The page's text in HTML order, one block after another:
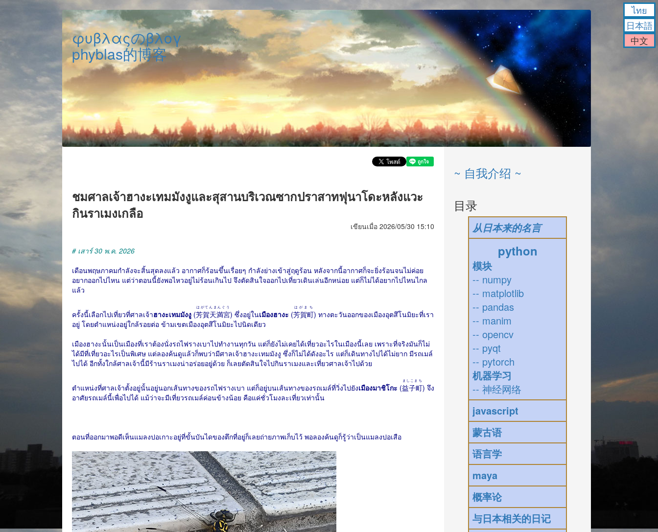
φυβλαςのβλογ
phyblas的博客
ชมศาลเจ้าฮางะเทมมังงูและสุสานบริเวณซากปราสาทฟุนาโดะหลังแวะ
กินราเมงเกลือ
เขียนเมื่อ 2026/05/30 15:10
# เสาร์ 30 พ.ค. 2026
เดือนพฤษภาคมกำลังจะสิ้นสุดลงแล้ว อากาศก็ร้อนขึ้นเรื่อยๆ กำลังย่างเข้าสู่ฤดูร้อน หลังจากนี้อากาศก็จะยิ่งร้อนจนไม่ค่อย
อยากออกไปไหน แต่ว่าตอนนี้ยังพอไหวอยู่ไม่ร้อนเกินไป จึงตัดสินใจออกไปเที่ยวเดินเล่นอีกหน่อย แต่ก็ไม่ได้อยากไปไหนไกล
แล้ว
ครั้งนี้เลือกไปเที่ยวที่ศาลเจ้าฮางะเทมมังงู (芳賀天満宮
はがてんまんぐう
) ซึ่งอยู่ในเมืองฮางะ (芳賀町
はがまち
) ทางตะวันออกของเมืองอุตสึโนมิยะที่เรา
อยู่ โดยตำแหน่งอยู่ใกล้รอยต่อ ข้ามเขตเมืองอุตสึโนมิยะไปนิดเดียว
เมืองฮางะนั้นเป็นเมืองที่เราต้องนั่งรถไฟรางเบาไปทำงานทุกวัน แต่ก็ยังไม่เคยได้เที่ยวอะไรในเมืองนี้เลย เพราะที่จริงมันก็ไม่
ได้มีที่เที่ยวอะไรเป็นพิเศษ แต่ลองค้นดูแล้วก็พบว่ามีศาลเจ้าฮางะเทมมังงู ซึ่งก็ไม่ได้ดังอะไร แต่ก็เดินทางไปได้ไม่ยาก มีรถเมล์
ไปได้ อีกทั้งใกล้ศาลเจ้านี้มีร้านราเมงน่าอร่อยอยู่ด้วย ก็เลยตัดสินใจไปกินราเมงและเที่ยวศาลเจ้าไปด้วย
ตำแหน่งที่ศาลเจ้าตั้งอยู่นั้นอยู่นอกเส้นทางของรถไฟรางเบา แต่ก็อยู่บนเส้นทางของรถเมล์ที่วิ่งไปยังเมืองมาชิโกะ (益子町
ましこまち
) จึง
อาศัยรถเมล์นี้เพื่อไปได้ แม้ว่าจะมีเที่ยวรถเมล์ค่อนข้างน้อย คือแค่ชั่วโมงละเที่ยวเท่านั้น
ตอนที่ออกมาพอดีเห็นแมลงปอเกาะอยู่ที่ขั้นบันไดของตึกที่อยู่ก็เลยถ่ายภาพเก็บไว้ พอลองค้นดูก็รู้ว่าเป็นแมลงปอเสือ
~ 自我介绍 ~
目录
从日本来的名言
python
模块
-- numpy
-- matplotlib
-- pandas
-- manim
-- opencv
-- pyqt
-- pytorch
机器学习
-- 神经网络
javascript
蒙古语
语言学
maya
概率论
与日本相关的日记
ไทย
日本語
中文